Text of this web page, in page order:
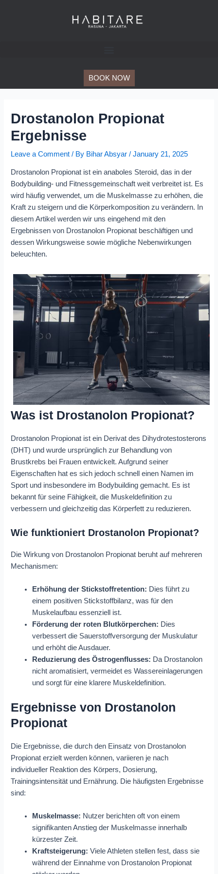
BOOK NOW
Drostanolon Propionat
Ergebnisse
Leave a Comment / By Bihar Absyar/January 21, 2025
Drostanolon Propionat ist ein anaboles Steroid, das in der
Bodybuilding- und Fitnessgemeinschaft weit verbreitet ist. Es
wird häufig verwendet, um die Muskelmasse zu erhöhen, die
Kraft zu steigern und die Körperkomposition zu verändern. In
diesem Artikel werden wir uns eingehend mit den
Ergebnissen von Drostanolon Propionat beschäftigen und
dessen Wirkungsweise sowie mögliche Nebenwirkungen
beleuchten.
Was ist Drostanolon Propionat?
Drostanolon Propionat ist ein Derivat des Dihydrotestosterons
(DHT) und wurde ursprünglich zur Behandlung von
Brustkrebs bei Frauen entwickelt. Aufgrund seiner
Eigenschaften hat es sich jedoch schnell einen Namen im
Sport und insbesondere im Bodybuilding gemacht. Es ist
bekannt für seine Fähigkeit, die Muskeldefinition zu
verbessern und gleichzeitig das Körperfett zu reduzieren.
Wie funktioniert Drostanolon Propionat?
Die Wirkung von Drostanolon Propionat beruht auf mehreren
Mechanismen:
Erhöhung der Stickstoffretention: Dies führt zu
einem positiven Stickstoffbilanz, was für den
Muskelaufbau essenziell ist.
Förderung der roten Blutkörperchen: Dies
verbessert die Sauerstoffversorgung der Muskulatur
und erhöht die Ausdauer.
Reduzierung des Östrogenflusses: Da Drostanolon
nicht aromatisiert, vermeidet es Wassereinlagerungen
und sorgt für eine klarere Muskeldefinition.
Ergebnisse von Drostanolon
Propionat
Die Ergebnisse, die durch den Einsatz von Drostanolon
Propionat erzielt werden können, variieren je nach
individueller Reaktion des Körpers, Dosierung,
Trainingsintensität und Ernährung. Die häufigsten Ergebnisse
sind:
Muskelmasse: Nutzer berichten oft von einem
signifikanten Anstieg der Muskelmasse innerhalb
kürzester Zeit.
Kraftsteigerung: Viele Athleten stellen fest, dass sie
während der Einnahme von Drostanolon Propionat